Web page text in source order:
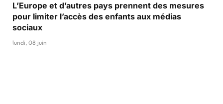
L’Europe et d’autres pays prennent des mesures
pour limiter l’accès des enfants aux médias
sociaux
lundi, 08 juin